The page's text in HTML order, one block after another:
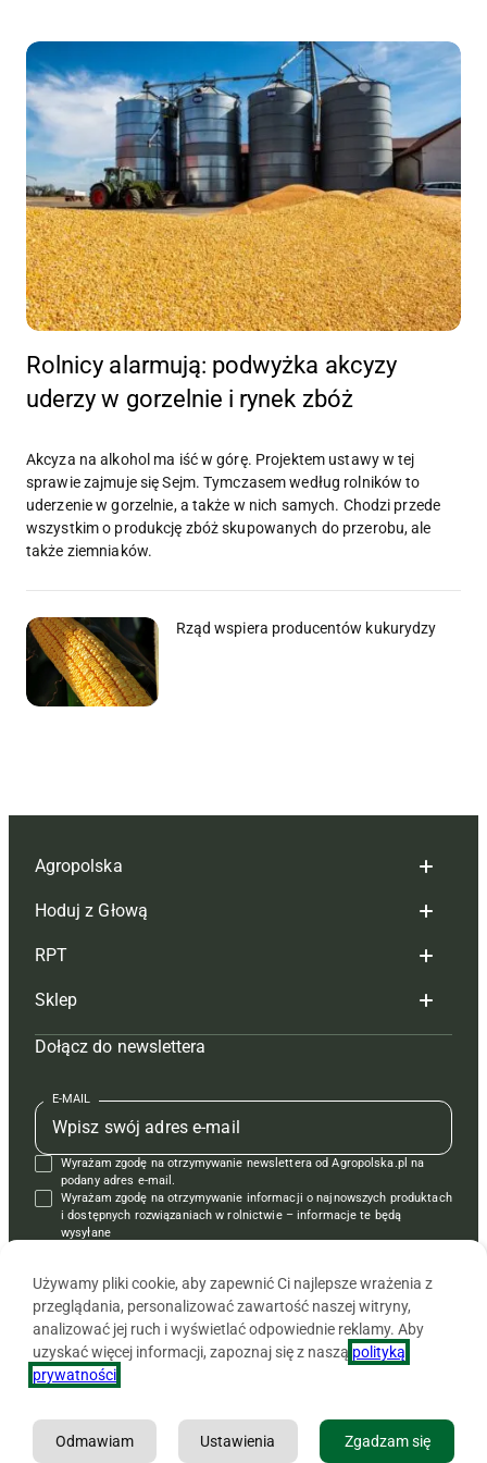
Rolnicy alarmują: podwyżka akcyzy
uderzy w gorzelnie i rynek zbóż
Akcyza na alkohol ma iść w górę. Projektem ustawy w tej
sprawie zajmuje się Sejm. Tymczasem według rolników to
uderzenie w gorzelnie, a także w nich samych. Chodzi przede
wszystkim o produkcję zbóż skupowanych do przerobu, ale
także ziemniaków.
Rząd wspiera producentów kukurydzy
Agropolska
Redakcja
Reklama
Tagi
Mapa serwisu
Kontakt
Regulamin
Polityka prywatności
Hoduj z Głową
Hoduj z głową bydło
Hoduj z głową świnie
Prenumerata
Redakcja
Kontakt
Reklama
RPT
Redakcja
Prenumerata
Reklama
Kontakt
Krzyżówki
Sklep
Czasopisma i prenumerata
Książki
Regulamin
Dołącz do newslettera
E-MAIL
Wyrażam zgodę na otrzymywanie newslettera od Agropolska.pl na
podany adres e-mail.
Wyrażam zgodę na otrzymywanie informacji o najnowszych produktach
i dostępnych rozwiązaniach w rolnictwie – informacje te będą
wysyłane
Copyright © 2026 Agencja Promocji Rolnictwa i Agrobiznesu APRA
Używamy pliki cookie, aby zapewnić Ci najlepsze wrażenia z
przeglądania, personalizować zawartość naszej witryny,
analizować jej ruch i wyświetlać odpowiednie reklamy. Aby
uzyskać więcej informacji, zapoznaj się z naszą polityką
prywatności
Zgadzam się
Ustawienia
Odmawiam